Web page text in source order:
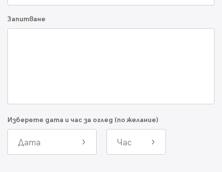
Запитване
Изберете дата и час за оглед (по желание)
Дата Час